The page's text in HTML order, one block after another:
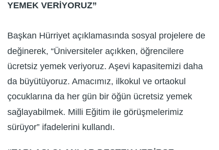
YEMEK VERİYORUZ”
Başkan Hürriyet açıklamasında sosyal projelere de
değinerek, “Üniversiteler açıkken, öğrencilere
ücretsiz yemek veriyoruz. Aşevi kapasitemizi daha
da büyütüyoruz. Amacımız, ilkokul ve ortaokul
çocuklarına da her gün bir öğün ücretsiz yemek
sağlayabilmek. Milli Eğitim ile görüşmelerimiz
sürüyor” ifadelerini kullandı.